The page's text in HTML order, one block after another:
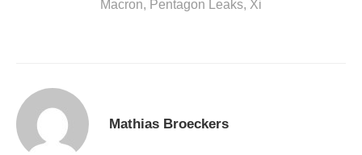
Macron, Pentagon Leaks, Xi
Mathias Broeckers